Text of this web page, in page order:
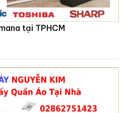
tại TPHCM